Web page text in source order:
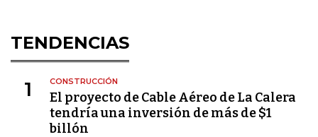
TENDENCIAS
1 CONSTRUCCIÓN
El proyecto de Cable Aéreo de La Calera
tendría una inversión de más de $1
billón